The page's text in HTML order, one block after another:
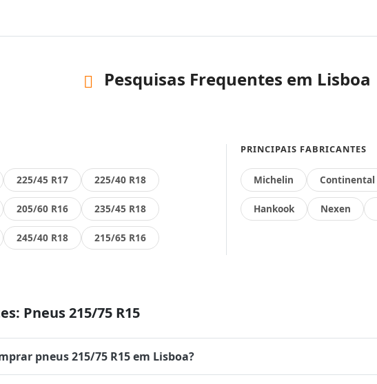
Pesquisas Frequentes em Lisboa
225/45 R17 225/40 R18
205/60 R16 235/45 R18
245/40 R18 215/65 R16
PRINCIPAIS FABRICANTES
Michelin Continental
Hankook Nexen
Pneus 215/75 R15
pneus 215/75 R15 em Lisboa?